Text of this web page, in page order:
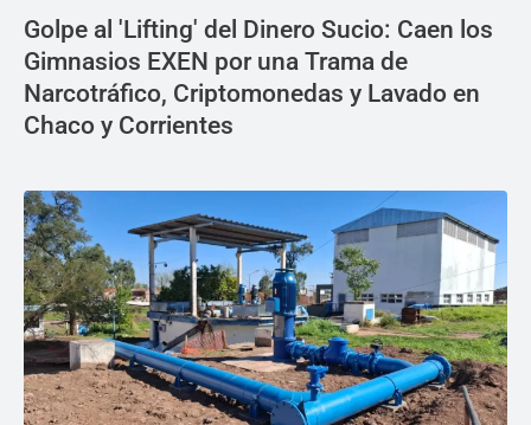
Golpe al 'Lifting' del Dinero Sucio: Caen los
Gimnasios EXEN por una Trama de
Narcotráfico, Criptomonedas y Lavado en
Chaco y Corrientes